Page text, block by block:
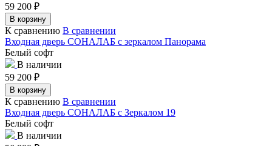
59 200 ₽
В корзину
К сравнению В сравнении
Входная дверь СОНАЛАБ с зеркалом Панорама
Белый софт
В наличии
59 200 ₽
В корзину
К сравнению В сравнении
Входная дверь СОНАЛАБ с Зеркалом 19
Белый софт
В наличии